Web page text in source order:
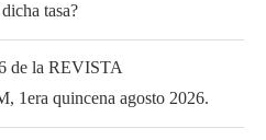
tasa?
de la REVISTA
quincena agosto 2026.